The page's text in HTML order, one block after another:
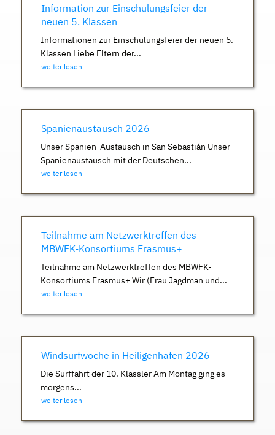
Information zur Einschulungsfeier der
neuen 5. Klassen
Informationen zur Einschulungsfeier der neuen 5.
Klassen Liebe Eltern der...
weiter lesen
Spanienaustausch 2026
Unser Spanien-Austausch in San Sebastián Unser
Spanienaustausch mit der Deutschen...
weiter lesen
Teilnahme am Netzwerktreffen des
MBWFK-Konsortiums Erasmus+
Teilnahme am Netzwerktreffen des MBWFK-
Konsortiums Erasmus+ Wir (Frau Jagdman und...
weiter lesen
Windsurfwoche in Heiligenhafen 2026
Die Surffahrt der 10. Klässler Am Montag ging es
morgens...
weiter lesen